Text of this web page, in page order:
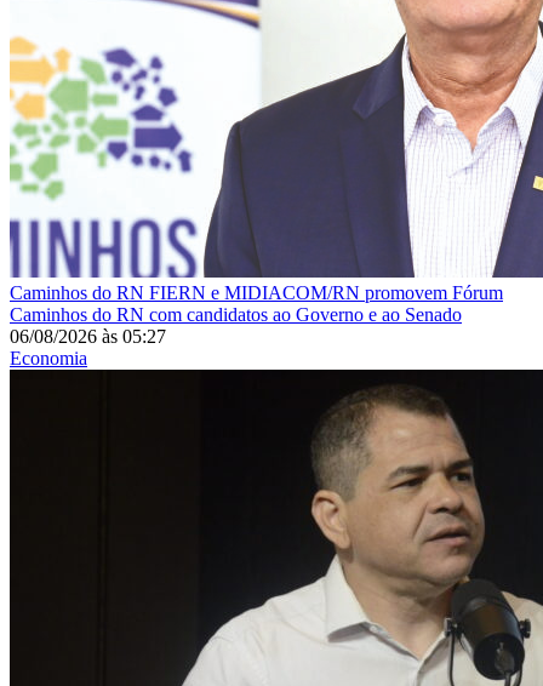
Caminhos do RN FIERN e MIDIACOM/RN promovem Fórum
Caminhos do RN com candidatos ao Governo e ao Senado
06/08/2026 às 05:27
Economia